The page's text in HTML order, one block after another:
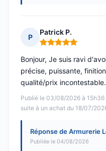
P
Patrick P.
Note : 5 sur 5
Publié le 03/08/2026 à 15h36
suite à un achat du 18/07/
Bonjour, Je suis ravi
précise, puissante,
qualité/prix
Réponse de Armurerie
Publiée le 04/08/2026